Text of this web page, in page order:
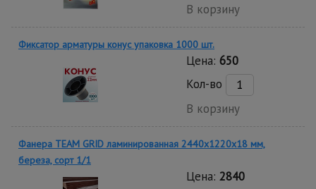
В корзину
Фиксатор арматуры конус упаковка 1000 шт.
Цена: 650
Кол-во
В корзину
Фанера TEAM GRID ламинированная 2440х1220х18 мм,
береза, сорт 1/1
Цена: 2840